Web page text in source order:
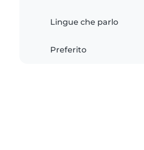
Lingue che parlo
Preferito